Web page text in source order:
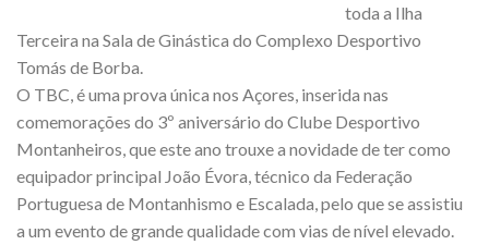
toda a Ilha
Terceira na Sala de Ginástica do Complexo Desportivo
Tomás de Borba.
O TBC, é uma prova única nos Açores, inserida nas
comemorações do 3º aniversário do Clube Desportivo
Montanheiros, que este ano trouxe a novidade de ter como
equipador principal João Évora, técnico da Federação
Portuguesa de Montanhismo e Escalada, pelo que se assistiu
a um evento de grande qualidade com vias de nível elevado.